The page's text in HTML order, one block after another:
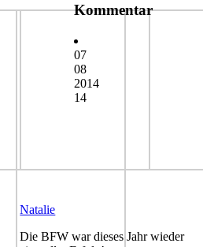
Kommentar
07
08
2014
14
Natalie
Die BFW war dieses Jahr wieder